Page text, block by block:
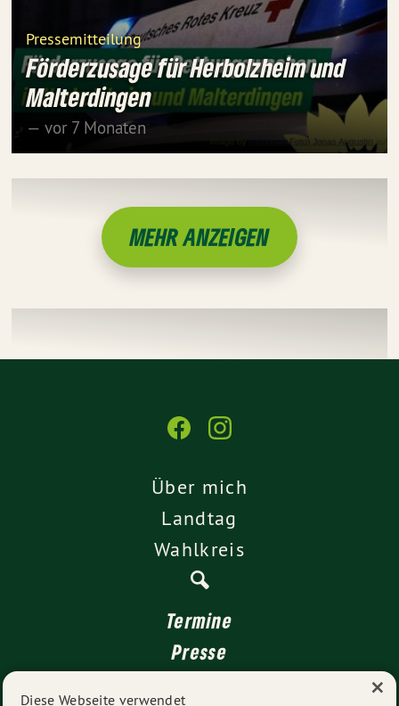
Pressemitteilung
Förderzusage für Herbolzheim und
Malterdingen
— vor 7 Monaten
MEHR ANZEIGEN
Über mich
Landtag
Wahlkreis
Termine
Presse
Diese Webseite verwendet ×